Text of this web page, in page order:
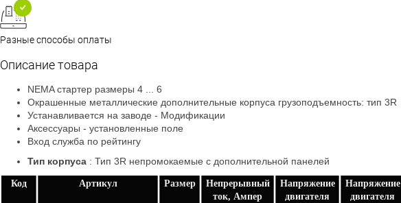
Разные способы оплаты
Описание товара
NEMA стартер размеры 4 ... 6
Окрашенные металлические дополнительные корпуса грузоподъемность: тип 3R
Устанавливается на заводе - Модификации
Аксессуары - установленные поле
Вход служба по рейтингу
Тип корпуса : Тип 3R непромокаемые с дополнительной панелей
Код Артикул Размер
Непрерывный
ток, Ампер
Напряжение
двигателя
Напряжение
двигателя